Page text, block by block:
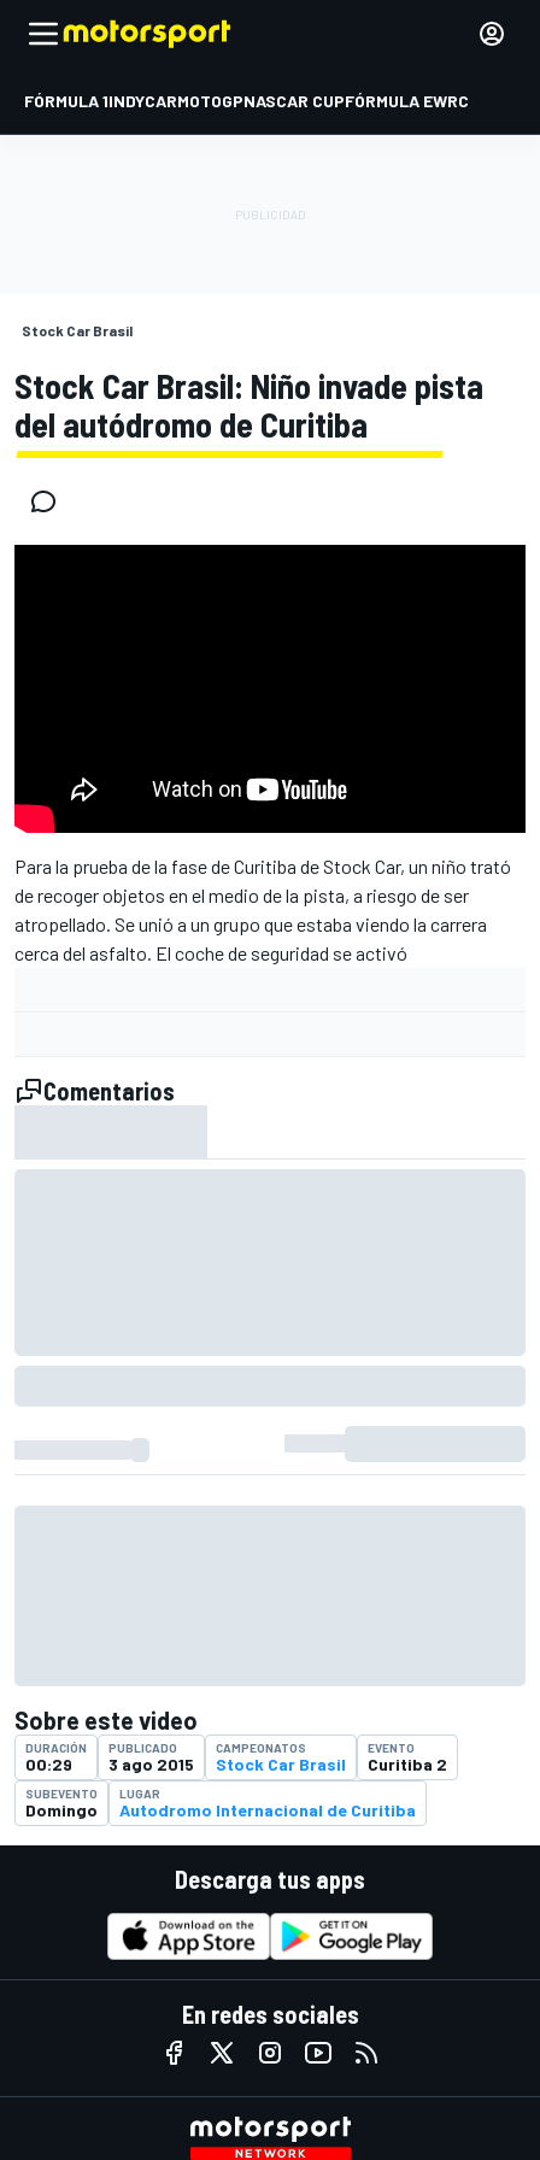
FÓRMULA 1INDYCARMOTOGPNASCAR CUPFÓRMULA EWRC
Stock Car Brasil
Stock Car Brasil: Niño invade pista
del autódromo de Curitiba
Para la prueba de la fase de Curitiba de Stock Car, un niño trató
de recoger objetos en el medio de la pista, a riesgo de ser
atropellado. Se unió a un grupo que estaba viendo la carrera
cerca del asfalto. El coche de seguridad se activó
Comentarios
Sobre este video
DURACIÓN
00:29
PUBLICADO
3 ago 2015
CAMPEONATOS
Stock Car Brasil
EVENTO
Curitiba 2
SUBEVENTO
Domingo
LUGAR
Autodromo Internacional de Curitiba
Descarga tus apps
En redes sociales